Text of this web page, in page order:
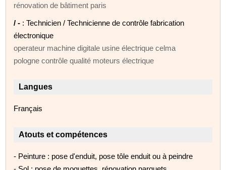
rénovation de bâtiment paris
/ - : Technicien / Technicienne de contrôle fabrication
électronique
operateur machine digitale usine électrique celma
pologne contrôle qualité moteurs électrique
Langues
Français
Atouts et compétences
- Peinture : pose d'enduit, pose tôle enduit ou à peindre